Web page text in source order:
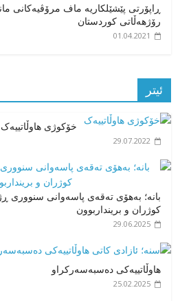
رۆژهەڵاتی کوردستان
01.04.2021
ئیتر
خۆکوژی هاوڵاتییەک
29.07.2022
بانە؛ بەهۆی تەقەی پاسەوانی سنووری
کوژران و برینداربوون
29.06.2025
هاوڵاتییەکی دەسبەسەرکراو
25.02.2025